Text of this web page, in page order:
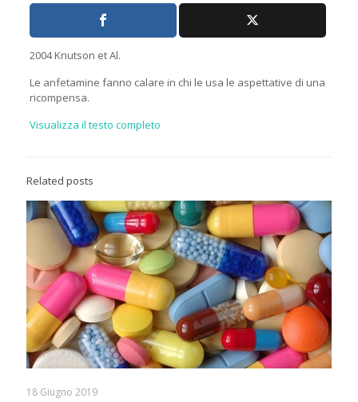
2004 Knutson et Al.
Le anfetamine fanno calare in chi le usa le aspettative di una
ricompensa.
Visualizza il testo completo
Related posts
18 Giugno 2019